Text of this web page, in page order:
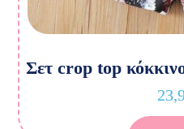
Σετ crop top